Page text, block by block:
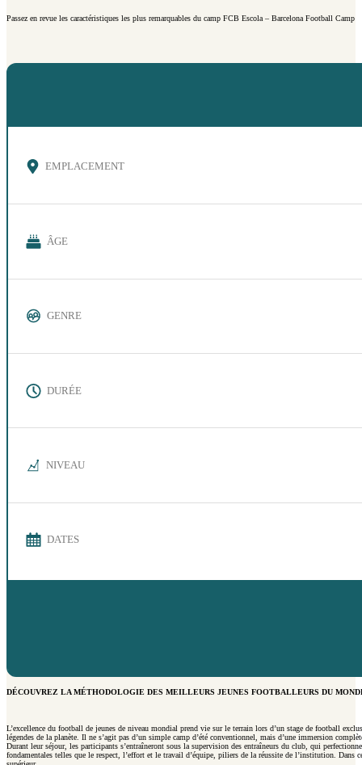
Passez en revue les caractéristiques les plus remarquables du camp FCB Escola – Barcelona Football Camp
EMPLACEMENT
ÂGE
GENRE
DURÉE
NIVEAU
DATES
DÉCOUVREZ LA MÉTHODOLOGIE DES MEILLEURS JEUNES FOOTBALLEURS DU
L’excellence du football de jeunes de niveau mondial prend vie sur le terrain lors d’un stage de football
légendes de la planète. Il ne s’agit pas d’un simple camp d’été conventionnel, mais d’une immersion
Durant leur séjour, les participants s’entraîneront sous la supervision des entraîneurs du club, qui
fondamentales telles que le respect, l’effort et le travail d’équipe, piliers de la réussite de l’institution.